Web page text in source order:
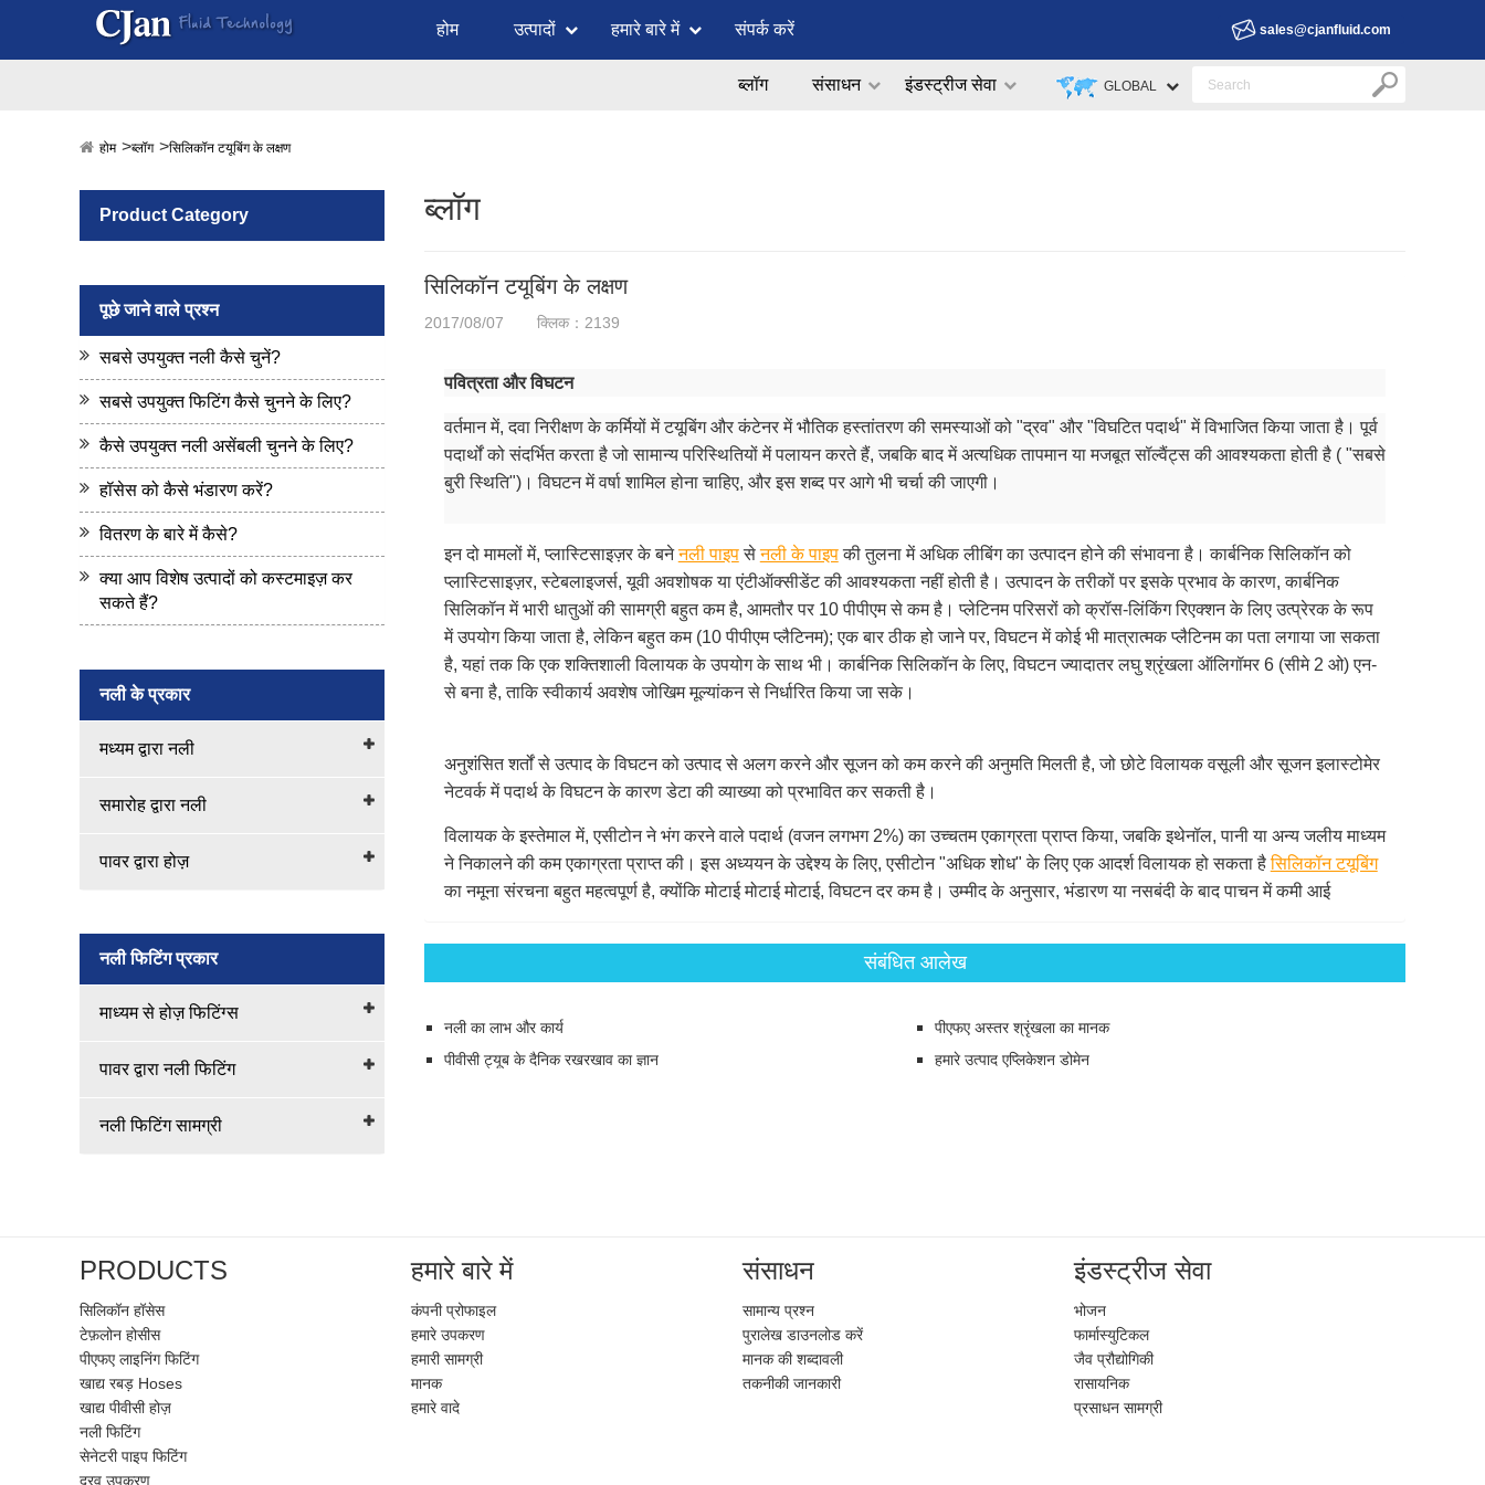
होम उत्पादों हमारे बारे में संपर्क करें sales@cjanfluid.com
GLOBAL
ब्लॉग संसाधन इंडस्ट्रीज सेवा
होम ब्लॉग सिलिकॉन टयूबिंग के लक्षण
Product Category
पूछे जाने वाले प्रश्न
सबसे उपयुक्त नली कैसे चुनें?
सबसे उपयुक्त फिटिंग कैसे चुनने के लिए?
कैसे उपयुक्त नली असेंबली चुनने के लिए?
हॉसेस को कैसे भंडारण करें?
वितरण के बारे में कैसे?
क्या आप विशेष उत्पादों को कस्टमाइज़ कर
सकते हैं?
नली के प्रकार
मध्यम द्वारा नली
समारोह द्वारा नली
पावर द्वारा होज़
नली फिटिंग प्रकार
माध्यम से होज़ फिटिंग्स
पावर द्वारा नली फिटिंग
नली फिटिंग सामग्री
ब्लॉग
सिलिकॉन टयूबिंग के लक्षण
2017/08/07 क्लिक：2139
पवित्रता और विघटन
वर्तमान में, दवा निरीक्षण के कर्मियों में टयूबिंग और कंटेनर में भौतिक हस्तांतरण की समस्याओं को "द्रव" और "विघटित पदार्थ" में विभाजित किया जाता है। पूर्व
पदार्थों को संदर्भित करता है जो सामान्य परिस्थितियों में पलायन करते हैं, जबकि बाद में अत्यधिक तापमान या मजबूत सॉल्वैंट्स की आवश्यकता होती है ( "सबसे
बुरी स्थिति")। विघटन में वर्षा शामिल होना चाहिए, और इस शब्द पर आगे भी चर्चा की जाएगी।
इन दो मामलों में, प्लास्टिसाइज़र के बनेनली पाइपसेनली के पाइपकी तुलना में अधिक लीबिंग का उत्पादन होने की संभावना है। कार्बनिक सिलिकॉन को
प्लास्टिसाइज़र, स्टेबलाइजर्स, यूवी अवशोषक या एंटीऑक्सीडेंट की आवश्यकता नहीं होती है। उत्पादन के तरीकों पर इसके प्रभाव के कारण, कार्बनिक
सिलिकॉन में भारी धातुओं की सामग्री बहुत कम है, आमतौर पर 10 पीपीएम से कम है। प्लेटिनम परिसरों को क्रॉस-लिंकिंग रिएक्शन के लिए उत्प्रेरक के रूप
में उपयोग किया जाता है, लेकिन बहुत कम (10 पीपीएम प्लैटिनम); एक बार ठीक हो जाने पर, विघटन में कोई भी मात्रात्मक प्लैटिनम का पता लगाया जा सकता
है, यहां तक ​​कि एक शक्तिशाली विलायक के उपयोग के साथ भी। कार्बनिक सिलिकॉन के लिए, विघटन ज्यादातर लघु श्रृंखला ऑलिगॉमर 6 (सीमे 2 ओ) एन-
से बना है, ताकि स्वीकार्य अवशेष जोखिम मूल्यांकन से निर्धारित किया जा सके।
अनुशंसित शर्तों से उत्पाद के विघटन को उत्पाद से अलग करने और सूजन को कम करने की अनुमति मिलती है, जो छोटे विलायक वसूली और सूजन इलास्टोमेर
नेटवर्क में पदार्थ के विघटन के कारण डेटा की व्याख्या को प्रभावित कर सकती है।
विलायक के इस्तेमाल में, एसीटोन ने भंग करने वाले पदार्थ (वजन लगभग 2%) का उच्चतम एकाग्रता प्राप्त किया, जबकि इथेनॉल, पानी या अन्य जलीय माध्यम
ने निकालने की कम एकाग्रता प्राप्त की। इस अध्ययन के उद्देश्य के लिए, एसीटोन "अधिक शोध" के लिए एक आदर्श विलायक हो सकता हैसिलिकॉन टयूबिंग
का नमूना संरचना बहुत महत्वपूर्ण है, क्योंकि मोटाई मोटाई मोटाई, विघटन दर कम है। उम्मीद के अनुसार, भंडारण या नसबंदी के बाद पाचन में कमी आई
संबंधित आलेख
नली का लाभ और कार्य
पीएफए ​​अस्तर श्रृंखला का मानक
पीवीसी ट्यूब के दैनिक रखरखाव का ज्ञान
हमारे उत्पाद एप्लिकेशन डोमेन
PRODUCTS
सिलिकॉन हॉसेस
टेफ़लोन होसीस
पीएफए ​​लाइनिंग फिटिंग
खाद्य रबड़ Hoses
खाद्य पीवीसी होज़
नली फिटिंग
सेनेटरी पाइप फिटिंग
द्रव उपकरण
हमारे बारे में
कंपनी प्रोफाइल
हमारे उपकरण
हमारी सामग्री
मानक
हमारे वादे
संसाधन
सामान्य प्रश्न
पुरालेख डाउनलोड करें
मानक की शब्दावली
तकनीकी जानकारी
इंडस्ट्रीज सेवा
भोजन
फार्मास्युटिकल
जैव प्रौद्योगिकी
रासायनिक
प्रसाधन सामग्री